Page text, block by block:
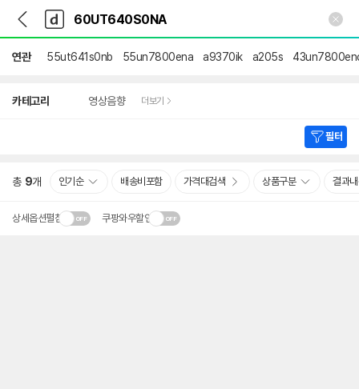
다
나
와
가
기
다
와
인
연관 55ut641s0nb 55un7800ena a9370ik a205s
카테고리 영상음향 더보기
필터
총 9개 인기순 배송비포함 가격대검색 상품구분 결과
상세옵션펼침 쿠팡와우할인